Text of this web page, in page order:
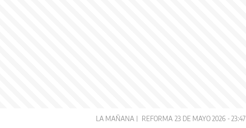
LA MAÑANA REFORMA 23 DE MAYO 2026 - 23:47